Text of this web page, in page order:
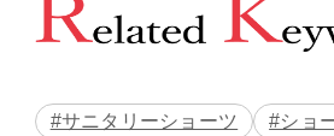
#サニタリーショーツ #ショ